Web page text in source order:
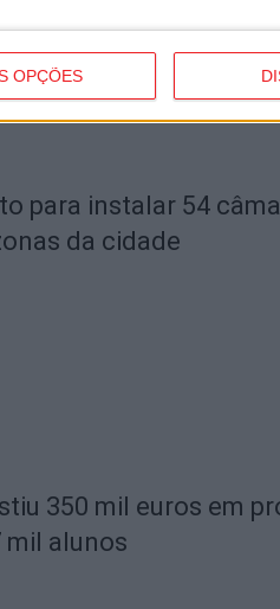
OPÇÕES
para instalar 54
da cidade
350 mil euros em
mil alunos